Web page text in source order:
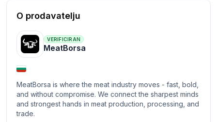
O prodavatelju
VERIFICIRAN
MeatBorsa
MeatBorsa is where the meat industry moves - fast, bold,
and without compromise. We connect the sharpest minds
and strongest hands in meat production, processing, and
trade.